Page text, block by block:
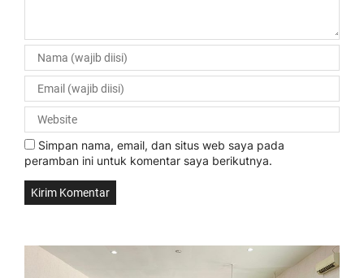
Simpan nama, email, dan situs web saya pada
peramban ini untuk komentar saya berikutnya.